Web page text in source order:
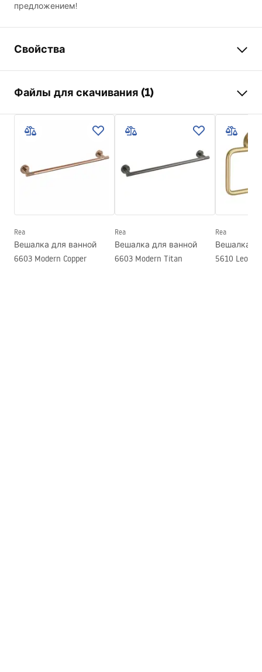
предложением!
Свойства
Материал
Металл
Способ монтажа
Прикручиваемый
Ширина
630
Глубина
70мм
Файлы для скачивания (1)
Условия гарантии
Rea
Вешалка для ванной
6603 Modern Copper
Rea
Вешалка для ванной
6603 Modern Titan
Rea
Вешалка
5610 Leo